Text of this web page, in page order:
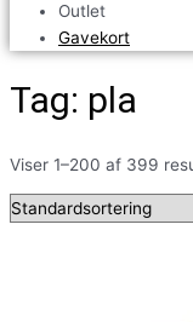
Outlet
Gavekort
Tag: pla
Viser 1–200 af 399